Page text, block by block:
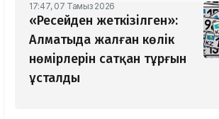
17:47, 07 Тамыз 2026
«Ресейден жеткізілген»:
Алматыда жалған көлік
нөмірлерін сатқан тұрғын
ұсталды